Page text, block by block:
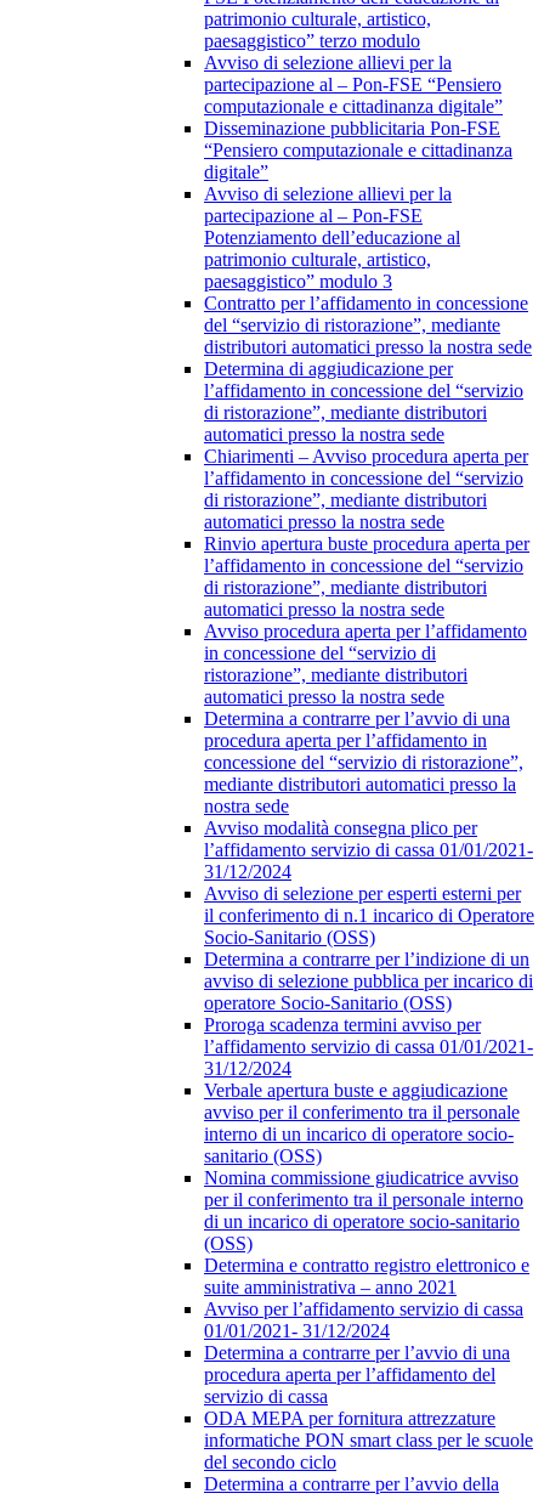
patrimonio culturale, artistico,
paesaggistico” terzo modulo
Avviso di selezione allievi per la
partecipazione al – Pon-FSE “Pensiero
computazionale e cittadinanza digitale”
Disseminazione pubblicitaria Pon-FSE
“Pensiero computazionale e cittadinanza
digitale”
Avviso di selezione allievi per la
partecipazione al – Pon-FSE
Potenziamento dell’educazione al
patrimonio culturale, artistico,
paesaggistico” modulo 3
Contratto per l’affidamento in concessione
del “servizio di ristorazione”, mediante
distributori automatici presso la nostra sede
Determina di aggiudicazione per
l’affidamento in concessione del “servizio
di ristorazione”, mediante distributori
automatici presso la nostra sede
Chiarimenti – Avviso procedura aperta per
l’affidamento in concessione del “servizio
di ristorazione”, mediante distributori
automatici presso la nostra sede
Rinvio apertura buste procedura aperta per
l’affidamento in concessione del “servizio
di ristorazione”, mediante distributori
automatici presso la nostra sede
Avviso procedura aperta per l’affidamento
in concessione del “servizio di
ristorazione”, mediante distributori
automatici presso la nostra sede
Determina a contrarre per l’avvio di una
procedura aperta per l’affidamento in
concessione del “servizio di ristorazione”,
mediante distributori automatici presso la
nostra sede
Avviso modalità consegna plico per
l’affidamento servizio di cassa 01/01/2021-
31/12/2024
Avviso di selezione per esperti esterni per
il conferimento di n.1 incarico di Operatore
Socio-Sanitario (OSS)
Determina a contrarre per l’indizione di un
avviso di selezione pubblica per incarico di
operatore Socio-Sanitario (OSS)
Proroga scadenza termini avviso per
l’affidamento servizio di cassa 01/01/2021-
31/12/2024
Verbale apertura buste e aggiudicazione
avviso per il conferimento tra il personale
interno di un incarico di operatore socio-
sanitario (OSS)
Nomina commissione giudicatrice avviso
per il conferimento tra il personale interno
di un incarico di operatore socio-sanitario
(OSS)
Determina e contratto registro elettronico e
suite amministrativa – anno 2021
Avviso per l’affidamento servizio di cassa
01/01/2021- 31/12/2024
Determina a contrarre per l’avvio di una
procedura aperta per l’affidamento del
servizio di cassa
ODA MEPA per fornitura attrezzature
informatiche PON smart class per le scuole
del secondo ciclo
Determina a contrarre per l’avvio della